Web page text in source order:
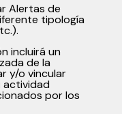
Alertas de
tipología
incluirá un
de la
y/o vincular
por los